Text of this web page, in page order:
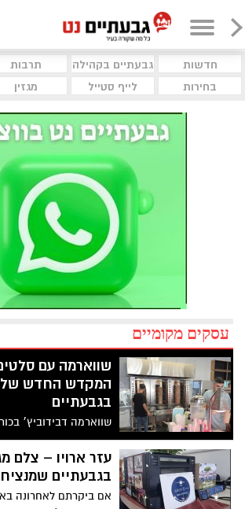
חדשות גבעתיים בקהילה תרבות
בחירות
לייף סטייל מגזין
עסקים מקומיים
שווארמה עם
המקדש החדש של
בגבעתיים
שווארמה דבידוביץ׳
חובה לכל אוהבי הבשר
עזר ארויו – צלם
בגבעתיים
אם ביקרתם לאחרונה